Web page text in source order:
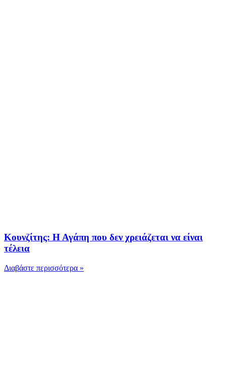
Κουνζίτης: Η Αγάπη που δεν χρειάζεται να είναι
τέλεια
Διαβάστε περισσότερα »